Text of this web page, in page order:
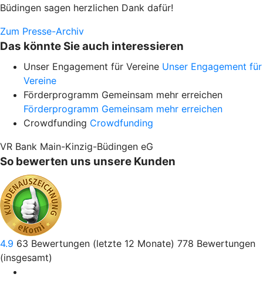
Büdingen sagen herzlichen Dank dafür!
Zum Presse-Archiv
Das könnte Sie auch interessieren
Unser Engagement für Vereine Unser Engagement für
Vereine
Förderprogramm Gemeinsam mehr erreichen
Förderprogramm Gemeinsam mehr erreichen
Crowdfunding Crowdfunding
VR Bank Main-Kinzig-Büdingen eG
So bewerten uns unsere Kunden
4.9 63 Bewertungen (letzte 12 Monate) 778 Bewertungen
(insgesamt)